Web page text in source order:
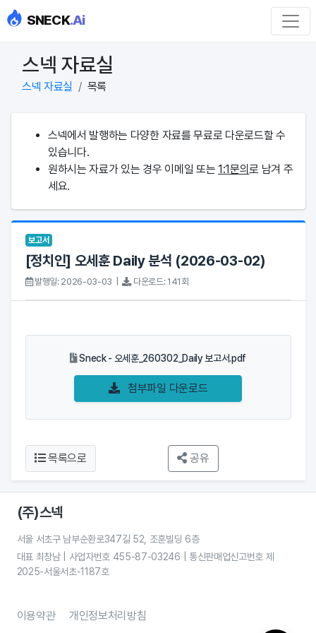
SNECK.Ai
스넥 자료실
스넥 자료실 목록
스넥에서 발행하는 다양한 자료를 무료로 다운로드할 수
있습니다.
원하시는 자료가 있는 경우 이메일 또는 1:1문의로 남겨 주
세요.
보고서
[정치인] 오세훈 Daily 분석 (2026-03-02)
발행일: 2026-03-03 | 다운로드: 141회
Sneck - 오세훈_260302_Daily 보고서.pdf
첨부파일 다운로드
목록으로 공유
(주)스넥
서울 서초구 남부순환로347길 52, 조훈빌딩 6층
대표 최창남 | 사업자번호 455-87-03246 | 통신판매업신고번호 제
2025-서울서초-1187호
이용약관 개인정보처리방침